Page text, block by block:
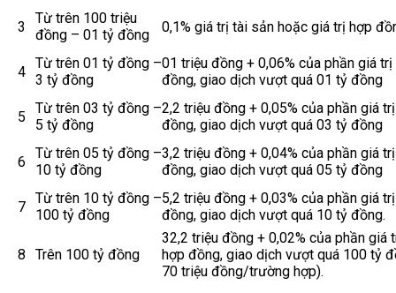
3
Từ trên 100 triệu
đồng – 01 tỷ đồng
0,1% giá trị tài sản hoặc giá trị hợp
4
Từ trên 01 tỷ đồng –
3 tỷ đồng
01 triệu đồng + 0,06% của phần giá
đồng, giao dịch vượt quá 01 tỷ đồng
5
Từ trên 03 tỷ đồng –
5 tỷ đồng
2,2 triệu đồng + 0,05% của phần giá
đồng, giao dịch vượt quá 03 tỷ đồng
6
Từ trên 05 tỷ đồng –
10 tỷ đồng
3,2 triệu đồng + 0,04% của phần giá
đồng, giao dịch vượt quá 05 tỷ đồng
7
Từ trên 10 tỷ đồng –
100 tỷ đồng
5,2 triệu đồng + 0,03% của phần giá
đồng, giao dịch vượt quá 10 tỷ đồng.
8 Trên 100 tỷ đồng
32,2 triệu đồng + 0,02% của phần giá
hợp đồng, giao dịch vượt quá 100 tỷ
70 triệu đồng/trường hợp).